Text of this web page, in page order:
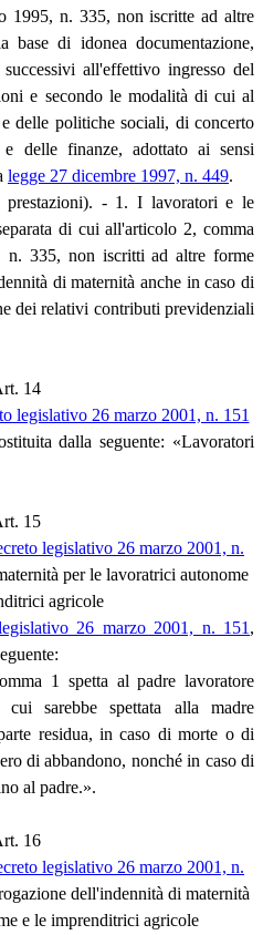
1995, n. 335, non iscritte ad altre
base di idonea documentazione,
all'effettivo ingresso del
e secondo le modalità di cui al
delle politiche sociali, di concerto
delle finanze, adottato ai sensi
legge 27 dicembre 1997, n. 449.
prestazioni). - 1. I lavoratori e le
di cui all'articolo 2, comma
n. 335, non iscritti ad altre forme
di maternità anche in caso di
dei relativi contributi previdenziali
14
legislativo 26 marzo 2001, n. 151
dalla seguente: «Lavoratori
15
legislativo 26 marzo 2001, n.
per le lavoratrici autonome
agricole
26 marzo 2001, n. 151 ,
1 spetta al padre lavoratore
sarebbe spettata alla madre
residua, in caso di morte o di
di abbandono, nonché in caso di
al padre.».
16
legislativo 26 marzo 2001, n.
dell'indennità di maternità
e le imprenditrici agricole